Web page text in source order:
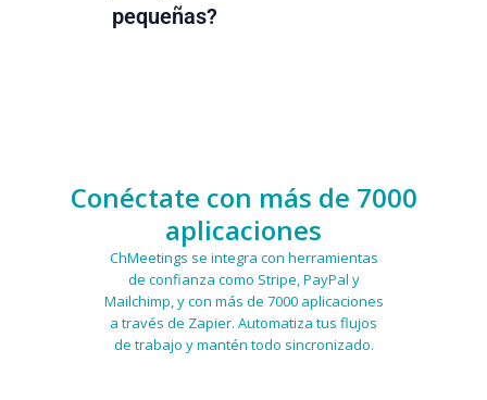
pequeñas?
Conéctate con más de 7000
aplicaciones
ChMeetings se integra con herramientas
de confianza como Stripe, PayPal y
Mailchimp, y con más de 7000 aplicaciones
a través de Zapier. Automatiza tus flujos
de trabajo y mantén todo sincronizado.